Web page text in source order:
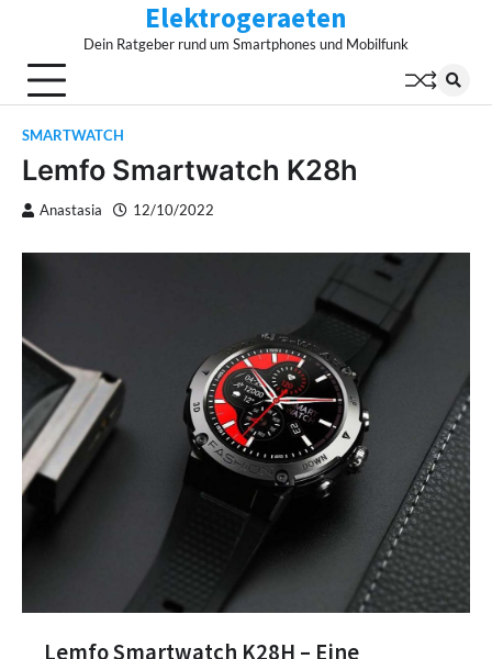
content
Elektrogeraeten
Dein Ratgeber rund um Smartphones und Mobilfunk
SMARTWATCH
Lemfo Smartwatch K28h
Anastasia 12/10/2022
Lemfo Smartwatch K28H – Eine